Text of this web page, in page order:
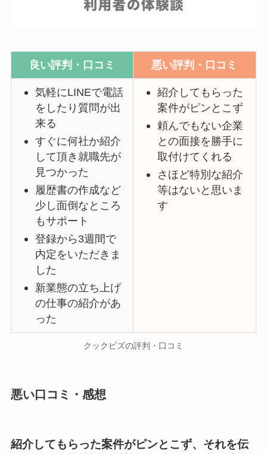
良い評判・口コミ 悪い評判・口コミ
気軽にLINEで電話
をしたり質問が出
来る
すぐに何社か紹介
して頂き就職先が
見つかった
履歴書の作成など
少し面倒なところ
もサポート
登録から3週間で
内定をいただきま
した
新業態の立ち上げ
の仕事の紹介があ
った
紹介してもらった
案件がピンとこず
頼んでもない企業
との面接を勝手に
取付けてくれる
さほど特別な紹介
等はないと思いま
す
クックビズの評判・口コミ
悪い口コミ・感想
紹介してもらった案件がピンとこず、それを伝